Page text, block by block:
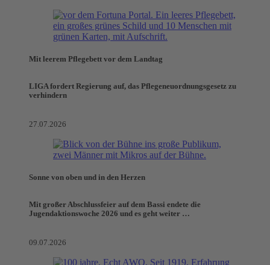
Mit leerem Pflegebett vor dem Landtag
LIGA fordert Regierung auf, das Pflegeneuordnungsgesetz zu
verhindern
27.07.2026
Sonne von oben und in den Herzen
Mit großer Abschlussfeier auf dem Bassi endete die
Jugendaktionswoche 2026 und es geht weiter …
09.07.2026